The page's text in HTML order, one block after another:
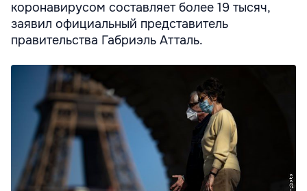
коронавирусом составляет более 19 тысяч,
заявил официальный представитель
правительства Габриэль Атталь.